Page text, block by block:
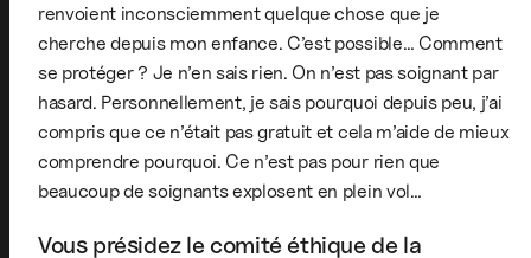
renvoient inconsciemment quelque chose que je
cherche depuis mon enfance. C’est possible… Comment
se protéger ? Je n’en sais rien. On n’est pas soignant par
hasard. Personnellement, je sais pourquoi depuis peu, j’ai
compris que ce n’était pas gratuit et cela m’aide de mieux
comprendre pourquoi. Ce n’est pas pour rien que
beaucoup de soignants explosent en plein vol…
Vous présidez le comité éthique de la